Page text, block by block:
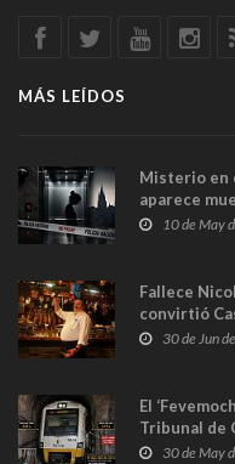
MÁS LEÍDOS
Misterio en
aparece
y las10 de May
Fallece
convirtió
en Madrid
30 de Jun
El
Tribunal de
sobrecoste
30 de May